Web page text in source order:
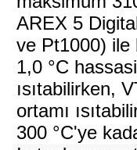
AREX 5
ve Pt1000) ile
1,0 °C
ısıtabilirken,
ortamı
300 °C'ye